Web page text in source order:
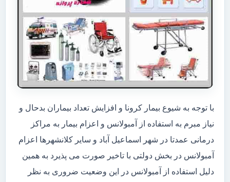
با توجه به شیوع بیمار کرونا و افزایش تعداد بیماران بدحال و
نیاز مبرم به استفاده از آمبولانس و اعزام بیمار به مراکز
درمانی عمدتا در شهر اسماعیل آباد و سایر کلانشهرها اعزام
آمبولانس در بخش دولتی با تاخیر صورت می پذیرد به همین
دلیل استفاده از آمبولانس در این وضعیت ضروری به نظر